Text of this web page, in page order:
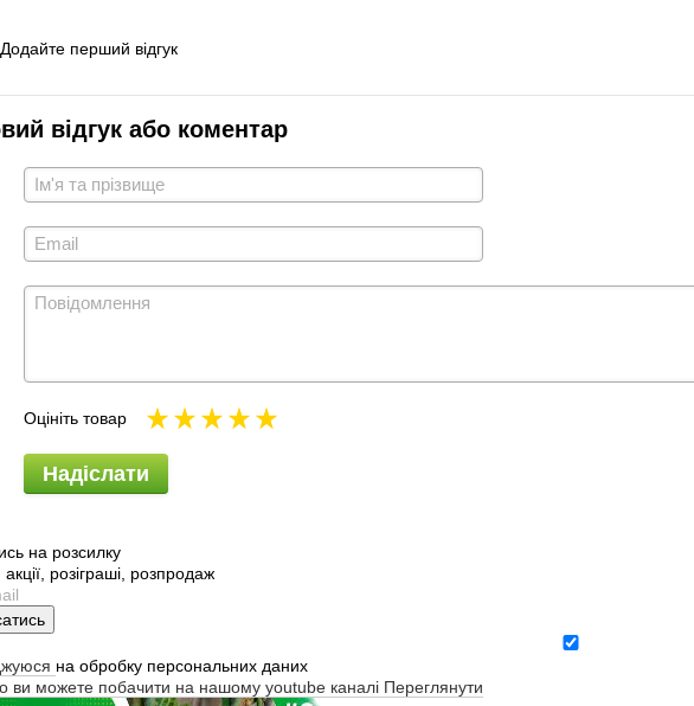
Додайте перший відгук
відгук або коментар
Оцініть товар
Надіслати
на розсилку
розіграші, розпродаж
на обробку персональних даних
ви можете побачити на нашому youtube каналі Переглянути